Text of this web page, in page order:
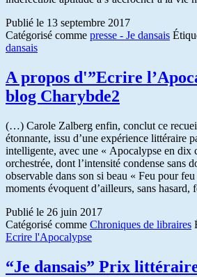
Publié le 13 septembre 2017
Catégorisé comme presse - Je dansais
dansais
A propos d'”Ecrire
blog Charybde2
(…) Carole Zalberg enfin, conclut ce
étonnante, issu d’une expérience littéraire
intelligente, avec une « Apocalypse en dix
orchestrée, dont l’intensité condense sans
observable dans son si beau « Feu pour
moments évoquent d’ailleurs, sans
Publié le 26 juin 2017
Catégorisé comme Chroniques de libraires
Ecrire l'Apocalypse
“Je dansais” Prix